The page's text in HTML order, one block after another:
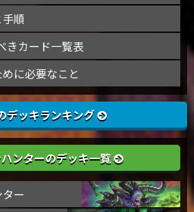
順
きカード一覧表
に必要なこと
デッキランキング
ンターのデッキ一覧
ー